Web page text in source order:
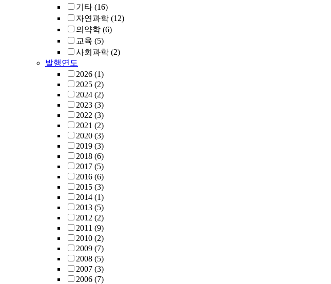
기타 (16)
자연과학 (12)
의약학 (6)
교육 (5)
사회과학 (2)
발행연도
2026 (1)
2025 (2)
2024 (2)
2023 (3)
2022 (3)
2021 (2)
2020 (3)
2019 (3)
2018 (6)
2017 (5)
2016 (6)
2015 (3)
2014 (1)
2013 (5)
2012 (2)
2011 (9)
2010 (2)
2009 (7)
2008 (5)
2007 (3)
2006 (7)